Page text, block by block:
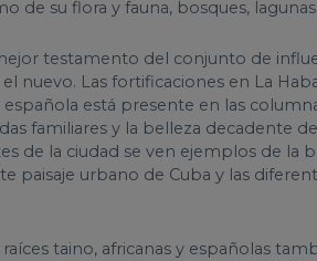
de su flora y fauna, bosques,
testamento del conjunto de
nuevo. Las fortificaciones en La
está presente en las
familiares y la belleza decadente
de la ciudad se ven ejemplos de la
paisaje urbano de Cuba y las
taino, africanas y españolas